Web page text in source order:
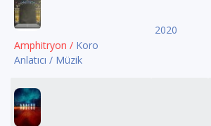
Amphitryon / Koro
Anlatıcı / Müzik
2020